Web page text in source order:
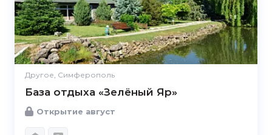
Другое, Симферополь
База отдыха «Зелёный Яр»
Открытие август